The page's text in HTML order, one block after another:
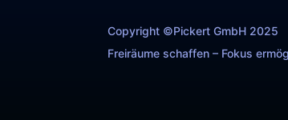
Copyright ©Pickert GmbH 2025
Freiräume schaffen – Fokus